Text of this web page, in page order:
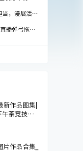
当，漫展活动
播弹弓拖鞋
新作品图集|
午茶竞技水
作品合集_